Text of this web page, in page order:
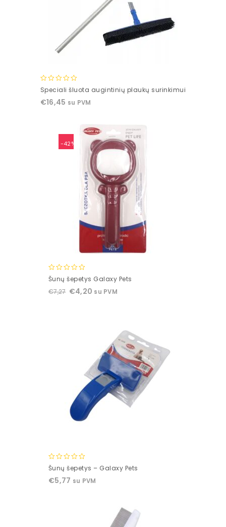
0
of
Speciali šluota augintinių plaukų surinkimui
€16,45 su PVM
-42%
0
of
Šunų šepetys Galaxy Pets
€7,27 €4,20 su PVM
0
of
Šunų šepetys – Galaxy Pets
€5,77 su PVM